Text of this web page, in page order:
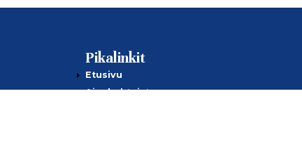
Pikalinkit
Etusivu
Ajankohtaista